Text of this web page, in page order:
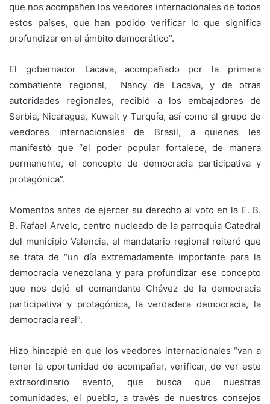
que nos acompañen los veedores internacionales de todos
estos países, que han podido verificar lo que significa
profundizar en el ámbito democrático”.
El gobernador Lacava, acompañado por la primera
combatiente regional, Nancy de Lacava, y de otras
autoridades regionales, recibió a los embajadores de
Serbia, Nicaragua, Kuwait y Turquía, así como al grupo de
veedores internacionales de Brasil, a quienes les
manifestó que “el poder popular fortalece, de manera
permanente, el concepto de democracia participativa y
protagónica”.
Momentos antes de ejercer su derecho al voto en la E. B.
B. Rafael Arvelo, centro nucleado de la parroquia Catedral
del municipio Valencia, el mandatario regional reiteró que
se trata de “un día extremadamente importante para la
democracia venezolana y para profundizar ese concepto
que nos dejó el comandante Chávez de la democracia
participativa y protagónica, la verdadera democracia, la
democracia real”.
Hizo hincapié en que los veedores internacionales “van a
tener la oportunidad de acompañar, verificar, de ver este
extraordinario evento, que busca que nuestras
comunidades, el pueblo, a través de nuestros consejos